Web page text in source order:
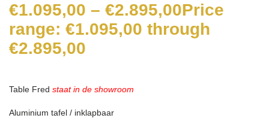
€1.095,00 – €2.895,00Price
range: €1.095,00 through
€2.895,00
Table Fred staat in de showroom
Aluminium tafel / inklapbaar